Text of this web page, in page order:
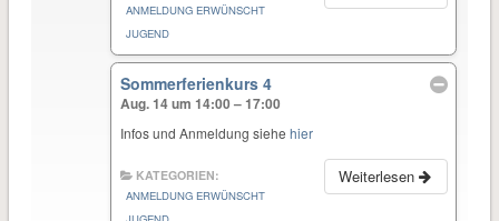
ANMELDUNG ERWÜNSCHT
JUGEND
Sommerferienkurs 4
Aug. 14 um 14:00 – 17:00
Infos und Anmeldung siehehier
Weiterlesen
KATEGORIEN:
ANMELDUNG ERWÜNSCHT